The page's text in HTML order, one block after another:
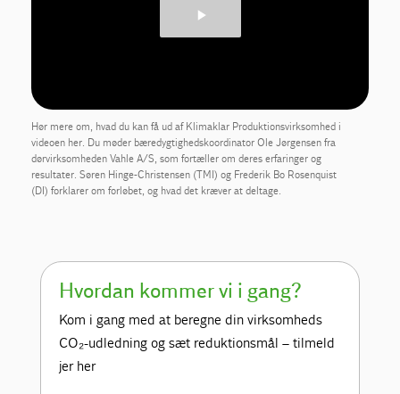
Hør mere om, hvad du kan få ud af Klimaklar Produktionsvirksomhed i
videoen her. Du møder bæredygtighedskoordinator Ole Jørgensen fra
dørvirksomheden Vahle A/S, som fortæller om deres erfaringer og
resultater. Søren Hinge-Christensen (TMI) og Frederik Bo Rosenquist
(DI) forklarer om forløbet, og hvad det kræver at deltage.
Hvordan kommer vi i gang?
Kom i gang med at beregne din virksomheds
CO₂-udledning og sæt reduktionsmål – tilmeld
jer her